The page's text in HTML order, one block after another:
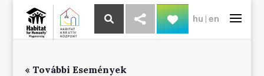
hu |en
« További Események